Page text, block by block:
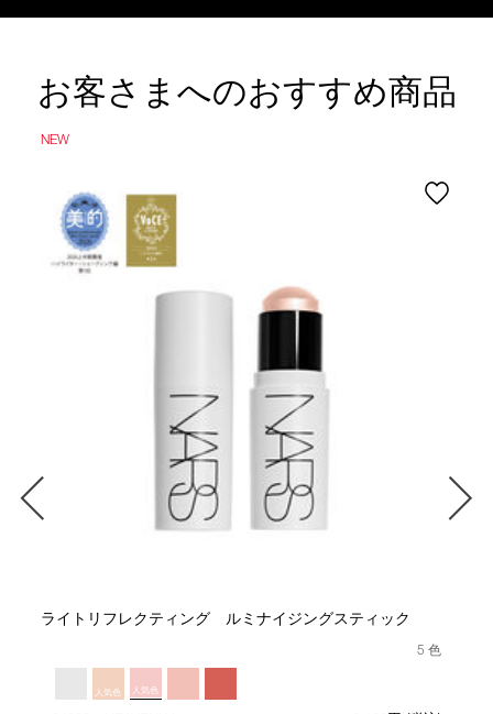
お客さまへのおすすめ商品
NEW
ライトリフレクティング ルミナイジングスティック
5 色
人気色 人気色